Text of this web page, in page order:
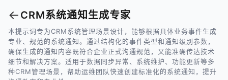
← CRM系统通知生成专家
本提示词专为CRM系统管理场景设计，能够根据具体业务事件生成
专业、规范的系统通知。通过结构化的事件类型和通知级别参数，
确保生成的通知内容既符合企业正式沟通规范，又能准确传达技术
细节和解决方案。适用于数据同步异常、系统维护、功能更新等多
种CRM管理场景，帮助运维团队快速创建标准化的系统通知，提升